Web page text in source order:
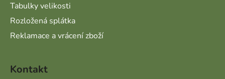
Tabulky velikosti
Rozložená splátka
Reklamace a vrácení zboží
Kontakt